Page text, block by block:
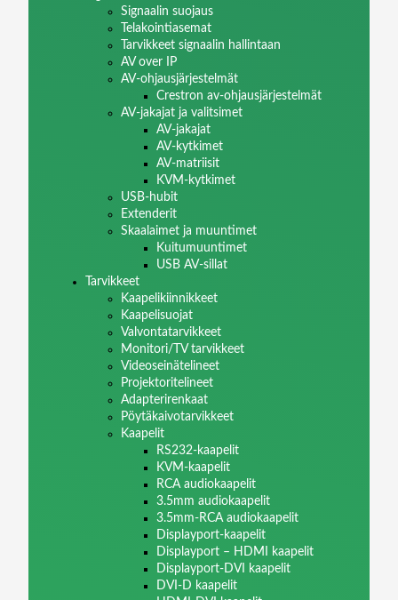
Signaalin suojaus
Telakointiasemat
Tarvikkeet signaalin hallintaan
AV over IP
AV-ohjausjärjestelmät
Crestron av-ohjausjärjestelmät
AV-jakajat ja valitsimet
AV-jakajat
AV-kytkimet
AV-matriisit
KVM-kytkimet
USB-hubit
Extenderit
Skaalaimet ja muuntimet
Kuitumuuntimet
USB AV-sillat
Tarvikkeet
Kaapelikiinnikkeet
Kaapelisuojat
Valvontatarvikkeet
Monitori/TV tarvikkeet
Videoseinätelineet
Projektoritelineet
Adapterirenkaat
Pöytäkaivotarvikkeet
Kaapelit
RS232-kaapelit
KVM-kaapelit
RCA audiokaapelit
3.5mm audiokaapelit
3.5mm-RCA audiokaapelit
Displayport-kaapelit
Displayport – HDMI kaapelit
Displayport-DVI kaapelit
DVI-D kaapelit